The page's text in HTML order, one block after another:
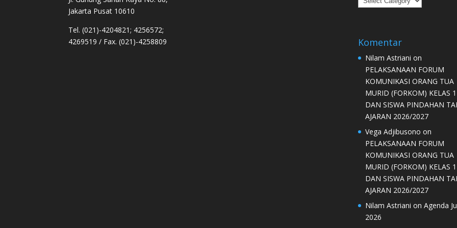
Jakarta Pusat 10610
Tel. (021)-4204821; 4256572;
4269519 / Fax. (021)-4258809
Komentar
Nilam Astriani on
PELAKSANAAN FORUM
KOMUNIKASI ORANG TUA
MURID (FORKOM) KELAS 1
DAN SISWA PINDAHAN
AJARAN 2026/2027
Vega Adjibusono on
PELAKSANAAN FORUM
KOMUNIKASI ORANG TUA
MURID (FORKOM) KELAS 1
DAN SISWA PINDAHAN
AJARAN 2026/2027
Nilam Astriani on Agenda
2026